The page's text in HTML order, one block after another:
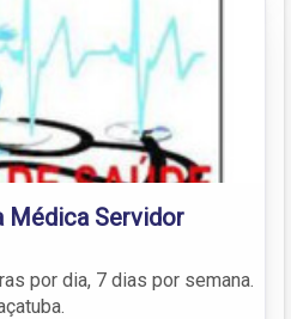
Médica Servidor
por dia, 7 dias por semana.